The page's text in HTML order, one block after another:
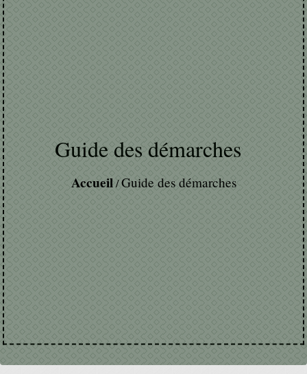
Guide des démarches
Accueil/Guide des démarches